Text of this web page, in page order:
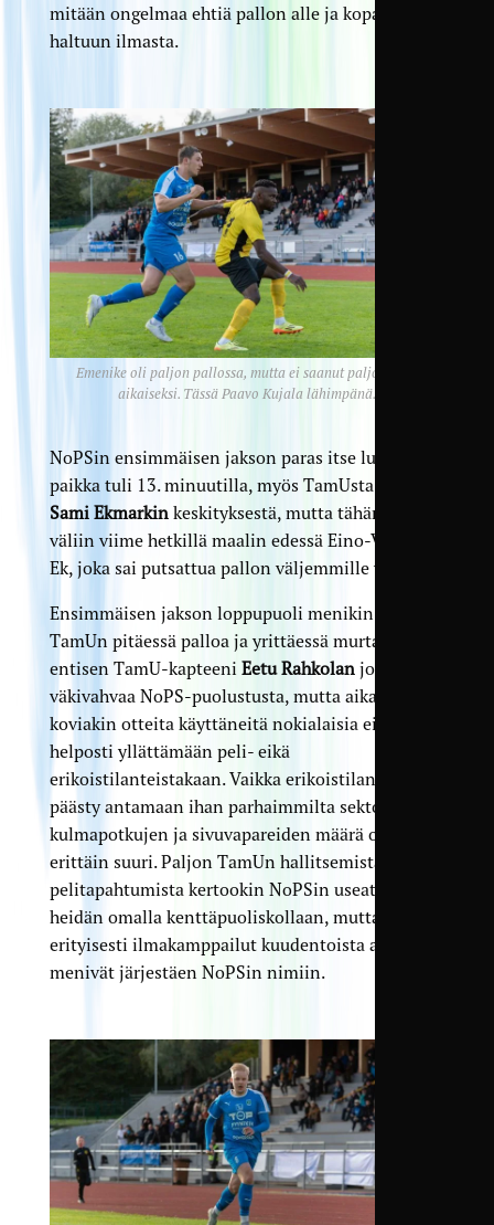
mitään ongelmaa ehtiä pallon alle ja kopata se
haltuun ilmasta.
Emenike oli paljon pallossa, mutta ei saanut paljoakaan
aikaiseksi. Tässä Paavo Kujala lähimpänä.
NoPSin ensimmäisen jakson paras itse luotu
paikka tuli 13. minuutilla, myös TamUsta tutun
Sami Ekmarkinkeskityksestä, mutta tähän pääsi
väliin viime hetkillä maalin edessä Eino-Veikko
Ek, joka sai putsattua pallon väljemmille vesille.
Ensimmäisen jakson loppupuoli menikin lähinnä
TamUn pitäessä palloa ja yrittäessä murtaa
entisen TamU-kapteeni Eetu Rahkolanjohtamaa
väkivahvaa NoPS-puolustusta, mutta aika
koviakin otteita käyttäneitä nokialaisia ei kyetty
helposti yllättämään peli- eikä
erikoistilanteistakaan. Vaikka erikoistilanteita ei
päästy antamaan ihan parhaimmilta sektoreilta,
kulmapotkujen ja sivuvapareiden määrä oli
erittäin suuri. Paljon TamUn hallitsemista
pelitapahtumista kertookin NoPSin useat rikkeet
heidän omalla kenttäpuoliskollaan, mutta
erityisesti ilmakamppailut kuudentoista alueella
menivät järjestäen NoPSin nimiin.